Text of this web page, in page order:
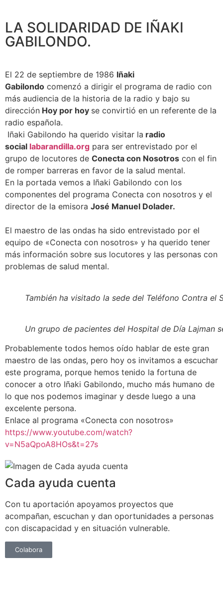
LA SOLIDARIDAD DE IÑAKI
GABILONDO.
El 22 de septiembre de 1986 Iñaki
Gabilondo comenzó a dirigir el programa de radio con
más audiencia de la historia de la radio y bajo su
dirección Hoy por hoy se convirtió en un referente de la
radio española.
Iñaki Gabilondo ha querido visitar la radio
social labarandilla.org para ser entrevistado por el
grupo de locutores de Conecta con Nosotros con el fin
de romper barreras en favor de la salud mental.
En la portada vemos a Iñaki Gabilondo con los
componentes del programa Conecta con nosotros y el
director de la emisora José Manuel Dolader.
El maestro de las ondas ha sido entrevistado por el
equipo de «Conecta con nosotros» y ha querido tener
más información sobre sus locutores y las personas con
problemas de salud mental.
También ha visitado la sede del Teléfono Contra
Un grupo de pacientes del Hospital de Día
Probablemente todos hemos oído hablar de este gran
maestro de las ondas, pero hoy os invitamos a escuchar
este programa, porque hemos tenido la fortuna de
conocer a otro Iñaki Gabilondo, mucho más humano de
lo que nos podemos imaginar y desde luego a una
excelente persona.
Enlace al programa «Conecta con nosotros»
https://www.youtube.com/watch?
v=N5aQpoA8HOs&t=27s
Cada ayuda cuenta
Con tu aportación apoyamos proyectos que
acompañan, escuchan y dan oportunidades a personas
con discapacidad y en situación vulnerable.
Colabora